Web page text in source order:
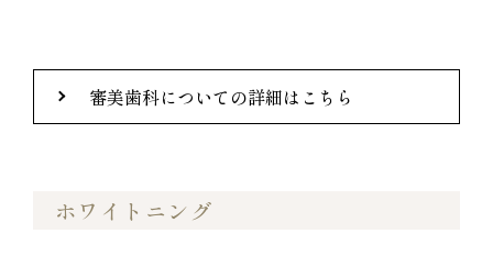
審美歯科についての詳細はこちら
ホワイトニング